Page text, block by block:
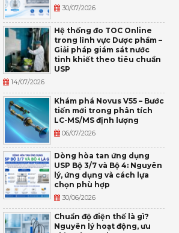
30/07/2026
Hệ thống đo TOC Online
trong lĩnh vực Dược phẩm –
Giải pháp giám sát nước
tinh khiết theo tiêu chuẩn
USP
14/07/2026
Khám phá Novus V55 – Bước
tiến mới trong phân tích
LC-MS/MS định lượng
06/07/2026
Dòng hòa tan ứng dụng
USP Bộ 3/7 và Bộ 4: Nguyên
lý, ứng dụng và cách lựa
chọn phù hợp
30/06/2026
Chuẩn độ điện thế là gì?
Nguyên lý hoạt động, ưu